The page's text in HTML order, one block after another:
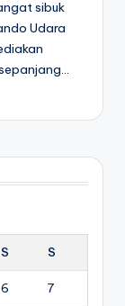
sibuk
Udara
S S
6 7